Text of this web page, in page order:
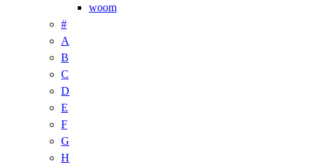
woom
#
A
B
C
D
E
F
G
H